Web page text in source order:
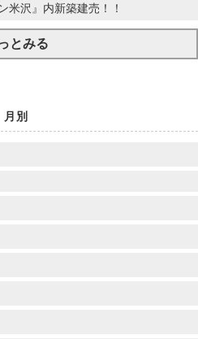
沢』内新築建売！！
とみる
月別